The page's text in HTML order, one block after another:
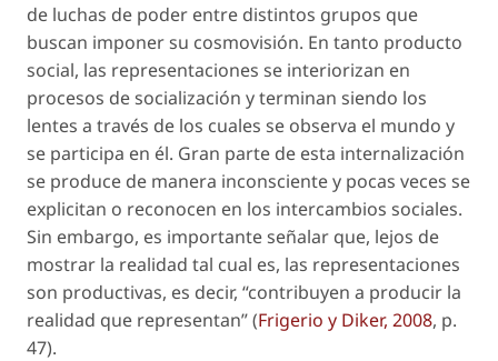
de luchas de poder entre distintos grupos que
buscan imponer su cosmovisión. En tanto producto
social, las representaciones se interiorizan en
procesos de socialización y terminan siendo los
lentes a través de los cuales se observa el mundo y
se participa en él. Gran parte de esta internalización
se produce de manera inconsciente y pocas veces se
explicitan o reconocen en los intercambios sociales.
Sin embargo, es importante señalar que, lejos de
mostrar la realidad tal cual es, las representaciones
son productivas, es decir, “contribuyen a producir la
realidad que representan” (Frigerio y Diker, 2008, p.
47).